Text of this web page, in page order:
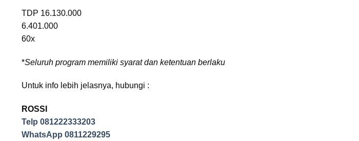
TDP 16.130.000
6.401.000
60x
*Seluruh program memiliki syarat dan ketentuan berlaku
Untuk info lebih jelasnya, hubungi :
ROSSI
Telp 081222333203
WhatsApp 0811229295